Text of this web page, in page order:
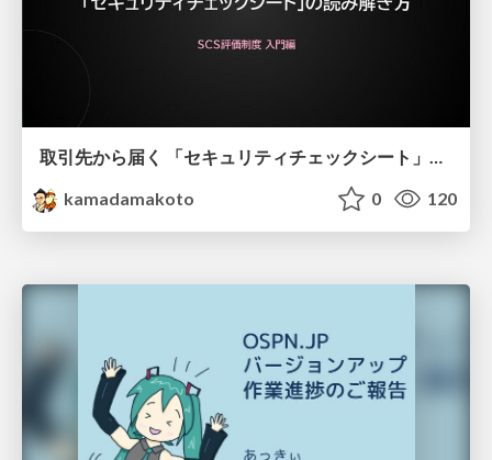
取引先から届く 「セキュリティチェックシート」の読み解き方
kamadamakoto
0 120